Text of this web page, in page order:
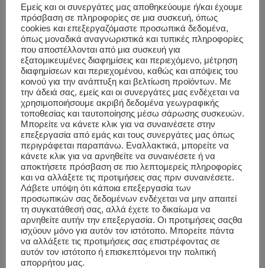
you find them useful.
Εμείς και οι συνεργάτες μας αποθηκεύουμε ή/και έχουμε
πρόσβαση σε πληροφορίες σε μια συσκευή, όπως
cookies και επεξεργαζόμαστε προσωπικά δεδομένα,
όπως μοναδικά αναγνωριστικά και τυπικές πληροφορίες
που αποστέλλονται από μια συσκευή για
εξατομικευμένες διαφημίσεις και περιεχόμενο, μέτρηση
διαφημίσεων και περιεχομένου, καθώς και απόψεις του
κοινού για την ανάπτυξη και βελτίωση προϊόντων. Με
την άδειά σας, εμείς και οι συνεργάτες μας ενδέχεται να
χρησιμοποιήσουμε ακριβή δεδομένα γεωγραφικής
τοποθεσίας και ταυτοποίησης μέσω σάρωσης συσκευών.
Μπορείτε να κάνετε κλικ για να συναινέσετε στην
επεξεργασία από εμάς και τους συνεργάτες μας όπως
περιγράφεται παραπάνω. Εναλλακτικά, μπορείτε να
κάνετε κλικ για να αρνηθείτε να συναινέσετε ή να
αποκτήσετε πρόσβαση σε πιο λεπτομερείς πληροφορίες
και να αλλάξετε τις προτιμήσεις σας πριν συναινέσετε.
Λάβετε υπόψη ότι κάποια επεξεργασία των
προσωπικών σας δεδομένων ενδέχεται να μην απαιτεί
τη συγκατάθεσή σας, αλλά έχετε το δικαίωμα να
αρνηθείτε αυτήν την επεξεργασία. Οι προτιμήσεις σαςθα
ισχύουν μόνο για αυτόν τον ιστότοπο. Μπορείτε πάντα
να αλλάξετε τις προτιμήσεις σας επιστρέφοντας σε
αυτόν τον ιστότοπο ή επισκεπτόμενοι την πολιτική
απορρήτου μας.